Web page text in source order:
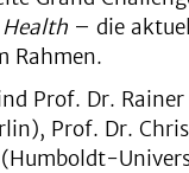
– die
Rahmen.
Prof. Dr. Rainer
Prof. Dr.
(Humboldt-